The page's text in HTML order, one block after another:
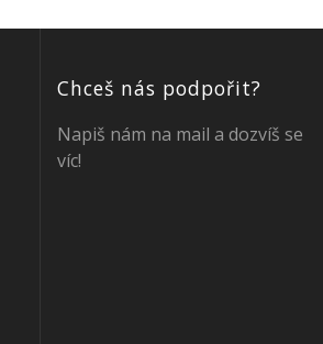
Chceš nás podpořit?
Napiš nám na mail a dozvíš se
víc!